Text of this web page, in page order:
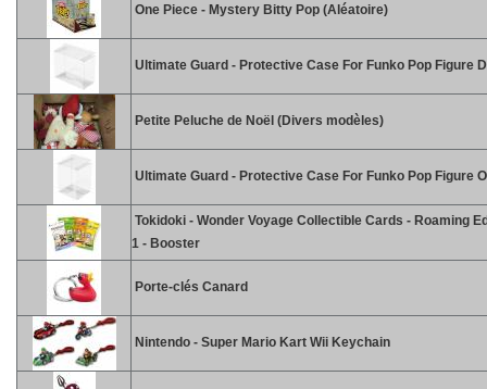
One Piece - Mystery Bitty Pop (Aléatoire)
Ultimate Guard - Protective Case For Funko Pop Figure
Petite Peluche de Noël (Divers modèles)
Ultimate Guard - Protective Case For Funko Pop Figure
Tokidoki - Wonder Voyage Collectible Cards - Roaming
1 - Booster
Porte-clés Canard
Nintendo - Super Mario Kart Wii Keychain